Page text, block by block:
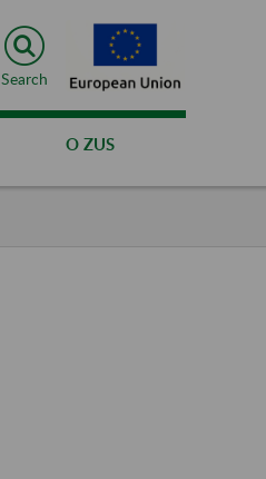
Search
O ZUS